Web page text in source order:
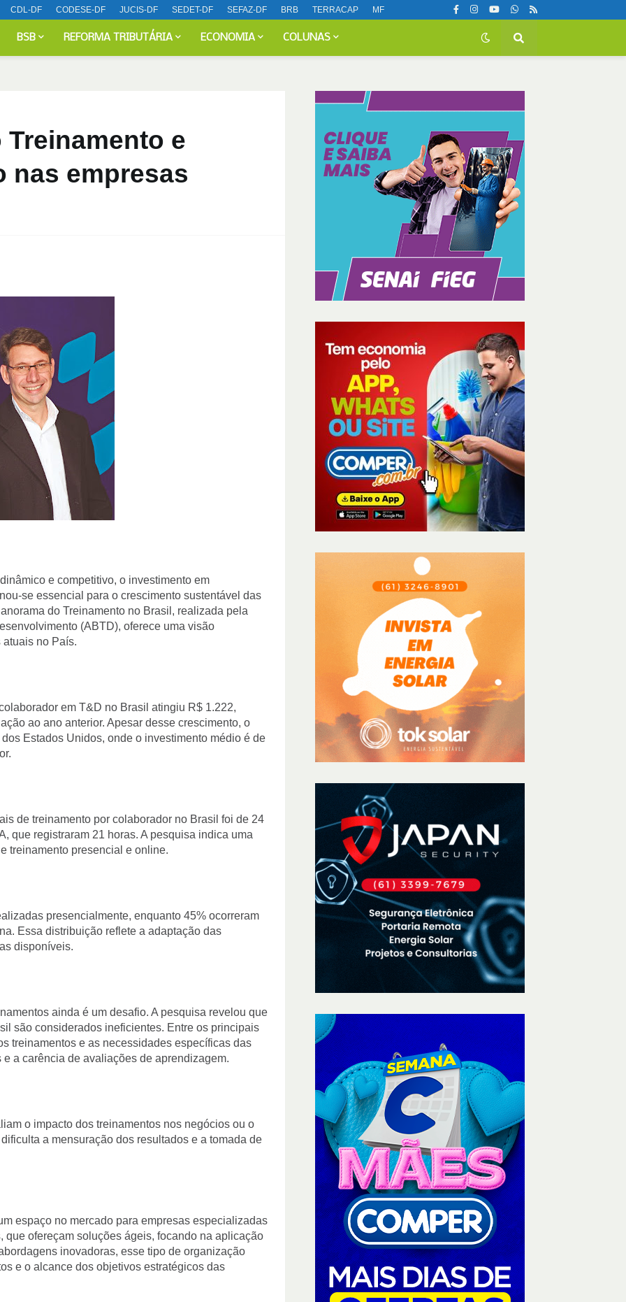
CDL-DF CODESE-DF JUCIS-DF SEDET-DF SEFAZ-DF BRB TERRACAP MF
BSB REFORMA TRIBUTÁRIA ECONOMIA COLUNAS
e
nas empresas
e competitivo, o investimento em
se essencial para o crescimento sustentável das
do Treinamento no Brasil, realizada pela
(ABTD), oferece uma visão
no País.
em T&D no Brasil atingiu R$ 1.222,
ao ano anterior. Apesar desse crescimento, o
Estados Unidos, onde o investimento médio é de
de treinamento por colaborador no Brasil foi de 24
que registraram 21 horas. A pesquisa indica uma
treinamento presencial e online.
presencialmente, enquanto 45% ocorreram
Essa distribuição reflete a adaptação das
disponíveis.
ainda é um desafio. A pesquisa revelou que
são considerados ineficientes. Entre os principais
treinamentos e as necessidades específicas das
a carência de avaliações de aprendizagem.
o impacto dos treinamentos nos negócios ou o
a mensuração dos resultados e a tomada de
espaço no mercado para empresas especializadas
ofereçam soluções ágeis, focando na aplicação
inovadoras, esse tipo de organização
e o alcance dos objetivos estratégicos das